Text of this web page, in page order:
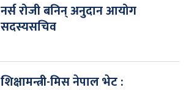
नर्स रोजी बनिन् अनुदान आयोग
सदस्यसचिव
शिक्षामन्त्री-मिस नेपाल भेट :